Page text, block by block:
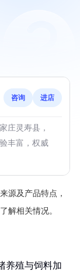
咨询 进店
庄灵寿县，
丰富，权威
源及产品特点，
解相关情况。
养殖与饲料加